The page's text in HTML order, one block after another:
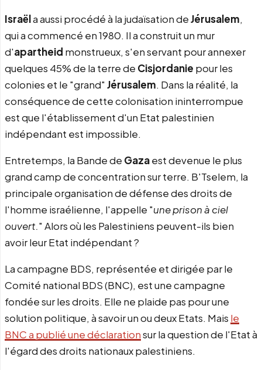
Israëla aussi procédé à la judaïsation deJérusalem,
qui a commencé en 1980. Il a construit un mur
d'apartheid monstrueux, s'en servant pour annexer
quelques 45% de la terre de Cisjordanie pour les
colonies et le "grand" Jérusalem. Dans la réalité, la
conséquence de cette colonisation ininterrompue
est que l'établissement d'un Etat palestinien
indépendant est impossible.
Entretemps, la Bande de Gazaest devenue le plus
grand camp de concentration sur terre. B'Tselem, la
principale organisation de défense des droits de
l'homme israélienne, l'appelle "une prison à ciel
ouvert." Alors où les Palestiniens peuvent-ils bien
avoir leur Etat indépendant ?
La campagne BDS, représentée et dirigée par le
Comité national BDS (BNC), est une campagne
fondée sur les droits. Elle ne plaide pas pour une
solution politique, à savoir un ou deux Etats. Mais le
BNC a publié une déclarationsur la question de l'Etat à
l'égard des droits nationaux palestiniens.